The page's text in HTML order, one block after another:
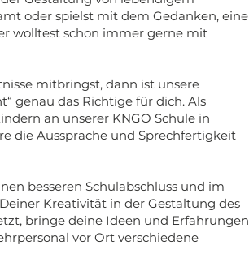
oder spielst mit dem Gedanken, eine
wolltest schon immer gerne mit
mitbringst, dann ist unsere
genau das Richtige für dich. Als
an unserer KNGO Schule in
die Aussprache und Sprechfertigkeit
besseren Schulabschluss und im
Kreativität in der Gestaltung des
bringe deine Ideen und Erfahrungen
vor Ort verschiedene